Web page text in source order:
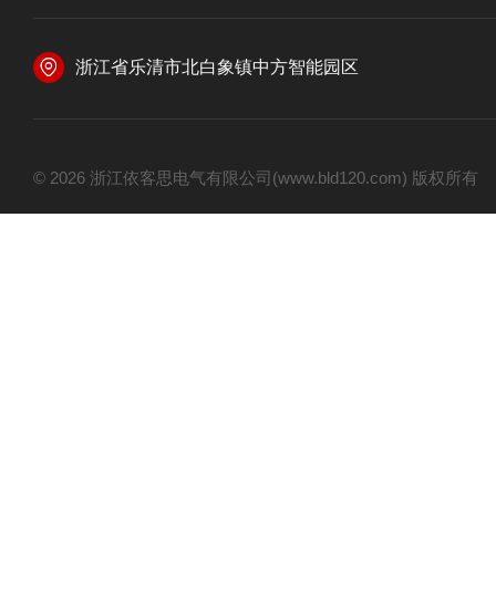
浙江省乐清市北白象镇中方智能园区
© 2026 浙江依客思电气有限公司(www.bld120.com) 版权所有